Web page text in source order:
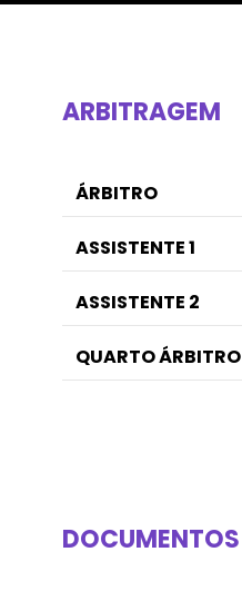
ARBITRAGEM
ÁRBITRO
ASSISTENTE 1
ASSISTENTE 2
QUARTO ÁRBITRO
DOCUMENTOS